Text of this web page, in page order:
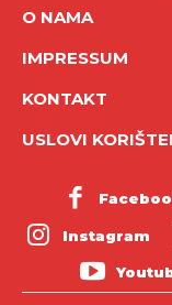
O NAMA
IMPRESSUM
KONTAKT
USLOVI
Instagram